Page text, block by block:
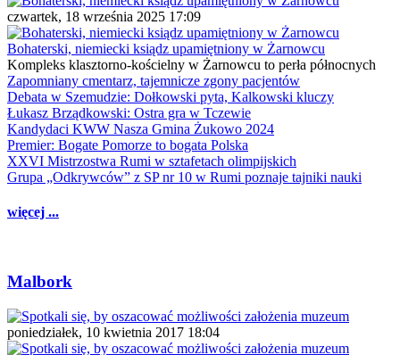
czwartek, 18 września 2025 17:09
Bohaterski, niemiecki ksiądz upamiętniony w Żarnowcu
Kompleks klasztorno-kościelny w Żarnowcu to perła północnych
Zapomniany cmentarz, tajemnicze zgony pacjentów
Debata w Szemudzie: Dołkowski pyta, Kalkowski kluczy
Łukasz Brządkowski: Ostra gra w Tczewie
Kandydaci KWW Nasza Gmina Żukowo 2024
Premier: Bogate Pomorze to bogata Polska
XXVI Mistrzostwa Rumi w sztafetach olimpijskich
Grupa „Odkrywców” z SP nr 10 w Rumi poznaje tajniki nauki
więcej ...
Malbork
poniedziałek, 10 kwietnia 2017 18:04